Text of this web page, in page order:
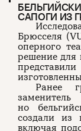
САПОГИ ИЗ
Брюсселя
оперного
решение для
Ранее
но
создали из
включая